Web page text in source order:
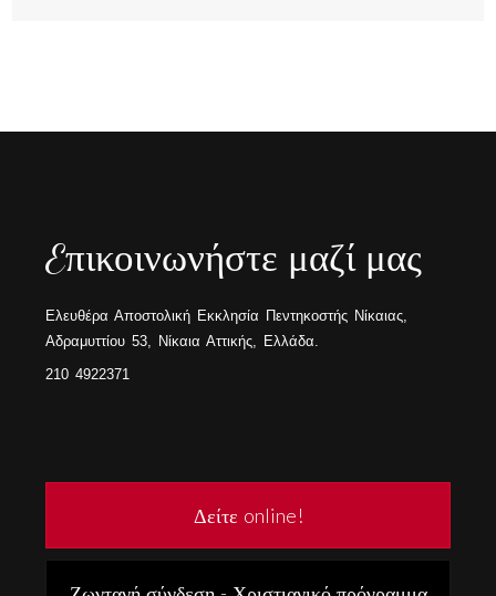
Eπικοινωνήστε μαζί μας
Ελευθέρα Αποστολική Εκκλησία Πεντηκοστής Νίκαιας,
Αδραμυττίου 53, Νίκαια Αττικής, Ελλάδα.
210 4922371
Δείτε online!